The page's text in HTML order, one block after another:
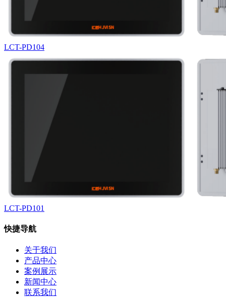
LCT-PD104
LCT-PD101
快捷导航
关于我们
产品中心
案例展示
新闻中心
联系我们